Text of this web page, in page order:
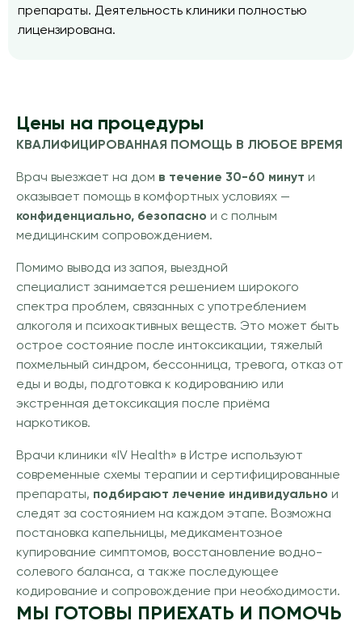
препараты. Деятельность клиники полностью
лицензирована.
Цены на процедуры
КВАЛИФИЦИРОВАННАЯ ПОМОЩЬ В ЛЮБОЕ ВРЕМЯ
Врач выезжает на дом в течение 30-60 минут и
оказывает помощь в комфортных условиях —
конфиденциально, безопасно и с полным
медицинским сопровождением.
Помимо вывода из запоя, выездной
специалист занимается решением широкого
спектра проблем, связанных с употреблением
алкоголя и психоактивных веществ. Это может быть
острое состояние после интоксикации, тяжелый
похмельный синдром, бессонница, тревога, отказ от
еды и воды, подготовка к кодированию или
экстренная детоксикация после приёма
наркотиков.
Врачи клиники «IV Health» в Истре используют
современные схемы терапии и сертифицированные
препараты, подбирают лечение индивидуально и
следят за состоянием на каждом этапе. Возможна
постановка капельницы, медикаментозное
купирование симптомов, восстановление водно-
солевого баланса, а также последующее
кодирование и сопровождение при необходимости.
МЫ ГОТОВЫ ПРИЕХАТЬ И ПОМОЧЬ